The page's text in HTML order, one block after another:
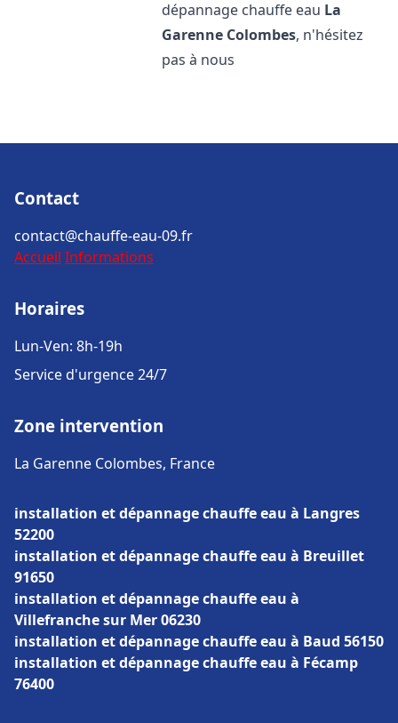
dépannage chauffe eau La
Garenne Colombes, n'hésitez
pas à nous
Contact
contact@chauffe-eau-09.fr
Accueil Informations
Horaires
Lun-Ven: 8h-19h
Service d'urgence 24/7
Zone intervention
La Garenne Colombes, France
installation et dépannage chauffe eau à Langres
52200
installation et dépannage chauffe eau à Breuillet
91650
installation et dépannage chauffe eau à
Villefranche sur Mer 06230
installation et dépannage chauffe eau à Baud 56150
installation et dépannage chauffe eau à Fécamp
76400